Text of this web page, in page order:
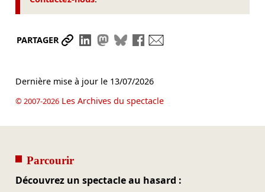
PARTAGER Partager le lien
Partager sur LinkedIn
Partager sur Mastodon
Partager sur Bluesky
Partager sur Facebook
Dernière mise à jour le 13/07/2026
© 2007-2026Les Archives du spectacle
Parcourir
Découvrez un spectacle au hasard :